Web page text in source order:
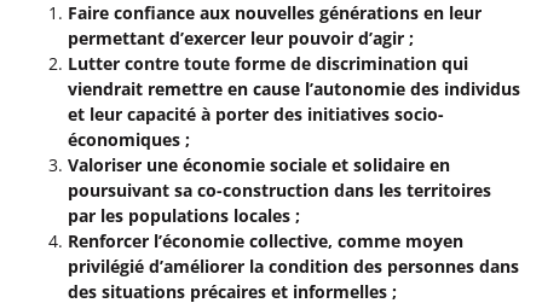
Faire confiance aux nouvelles générations en leur
permettant d’exercer leur pouvoir d’agir ;
Lutter contre toute forme de discrimination qui
viendrait remettre en cause l’autonomie des individus
et leur capacité à porter des initiatives socio-
économiques ;
Valoriser une économie sociale et solidaire en
poursuivant sa co-construction dans les territoires
par les populations locales ;
Renforcer l’économie collective, comme moyen
privilégié d’améliorer la condition des personnes dans
des situations précaires et informelles ;